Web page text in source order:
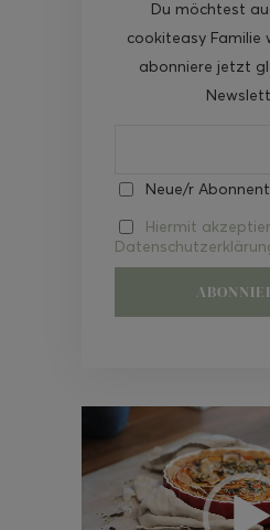
Du möchtest
cookiteasy Familie
abonniere jetzt
Neue/r
Hiermit
Video-